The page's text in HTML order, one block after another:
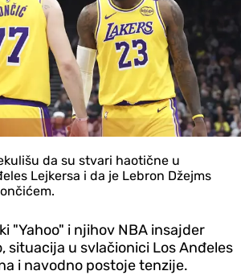
da su stvari haotične u
Lejkersa i da je Lebron Džejms
"Yahoo" i njihov NBA insajder
situacija u svlačionici Los Anđeles
i navodno postoje tenzije.